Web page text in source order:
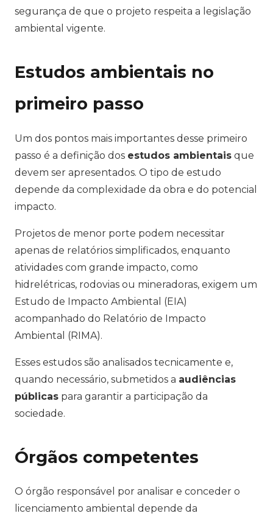
segurança de que o projeto respeita a legislação
ambiental vigente.
Estudos ambientais no
primeiro passo
Um dos pontos mais importantes desse primeiro
passo é a definição dos estudos ambientais que
devem ser apresentados. O tipo de estudo
depende da complexidade da obra e do potencial
impacto.
Projetos de menor porte podem necessitar
apenas de relatórios simplificados, enquanto
atividades com grande impacto, como
hidrelétricas, rodovias ou mineradoras, exigem um
Estudo de Impacto Ambiental (EIA)
acompanhado do Relatório de Impacto
Ambiental (RIMA).
Esses estudos são analisados tecnicamente e,
quando necessário, submetidos a audiências
públicas para garantir a participação da
sociedade.
Órgãos competentes
O órgão responsável por analisar e conceder o
licenciamento ambiental depende da